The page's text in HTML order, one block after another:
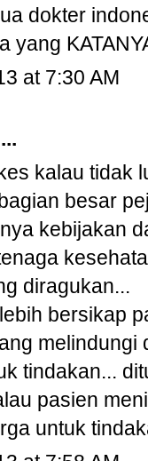
dokter
yang
at 7:30 AM
kalau tidak
besar
kebijakan
diragukan...
bersikap
melindungi
tindakan...
pasien
untuk